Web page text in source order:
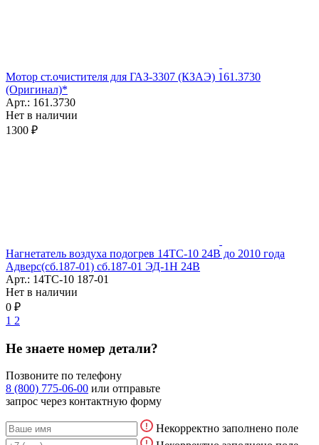
Мотор ст.очистителя для ГАЗ-3307 (КЗАЭ) 161.3730
(Оригинал)*
Арт.: 161.3730
Нет в наличии
1300 ₽
Нагнетатель воздуха подогрев 14ТС-10 24В до 2010 года
Адверс(сб.187-01) сб.187-01 ЭД-1Н 24В
Арт.: 14ТС-10 187-01
Нет в наличии
0 ₽
1 2
Не знаете номер детали?
Позвоните по телефону
8 (800) 775-06-00 или отправьте
запрос через контактную форму
Некорректно заполнено поле